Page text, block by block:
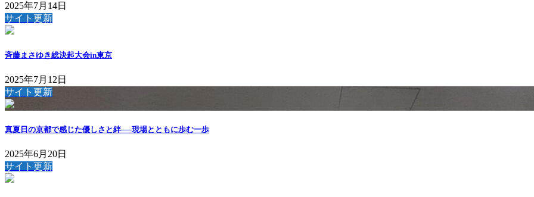
2025年7月14日
サイト更新
斉藤まさゆき総決起大会in東京
2025年7月12日
サイト更新
真夏日の京都で感じた優しさと絆──現場とともに歩む一歩
2025年6月20日
サイト更新